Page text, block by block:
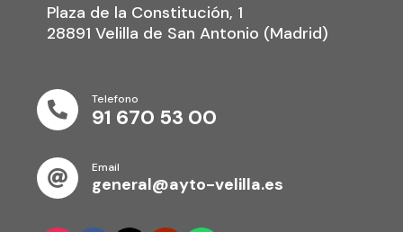
Plaza de la Constitución, 1
28891 Velilla de San Antonio (Madrid)

Telefono
91 670 53 00

Email
general@ayto-velilla.es